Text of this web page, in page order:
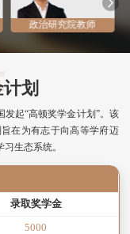
政治研究院教师
划
起“高顿奖学金计划”。该
在为有志于向高等学府迈
生态系统。
录取奖学金
5000